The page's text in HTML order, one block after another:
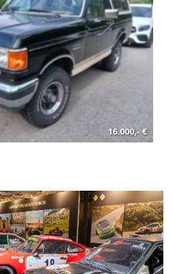
16.000,- €